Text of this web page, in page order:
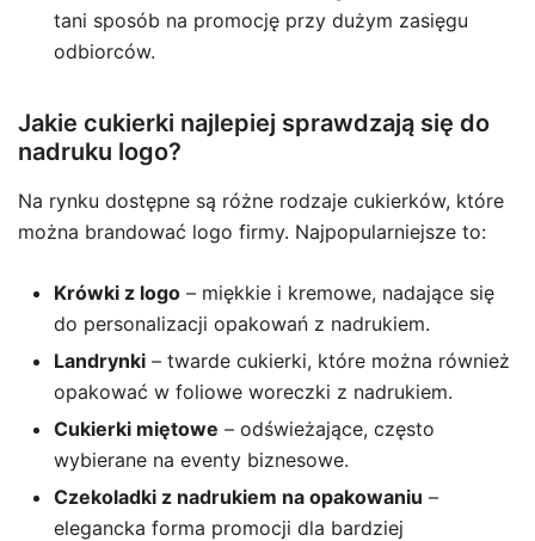
tani sposób na promocję przy dużym zasięgu
odbiorców.
Jakie cukierki najlepiej sprawdzają się do
nadruku logo?
Na rynku dostępne są różne rodzaje cukierków, które
można brandować logo firmy. Najpopularniejsze to:
Krówki z logo – miękkie i kremowe, nadające się
do personalizacji opakowań z nadrukiem.
Landrynki – twarde cukierki, które można również
opakować w foliowe woreczki z nadrukiem.
Cukierki miętowe – odświeżające, często
wybierane na eventy biznesowe.
Czekoladki z nadrukiem na opakowaniu –
elegancka forma promocji dla bardziej